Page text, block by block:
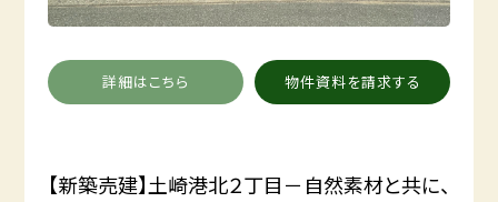
詳細はこちら 物件資料を請求する
【新築売建】土崎港北２丁目－自然素材と共に、